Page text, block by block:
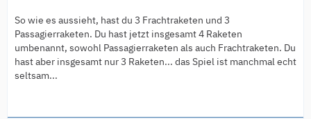
So wie es aussieht, hast du 3 Frachtraketen und 3
Passagierraketen. Du hast jetzt insgesamt 4 Raketen
umbenannt, sowohl Passagierraketen als auch Frachtraketen. Du
hast aber insgesamt nur 3 Raketen... das Spiel ist manchmal echt
seltsam...